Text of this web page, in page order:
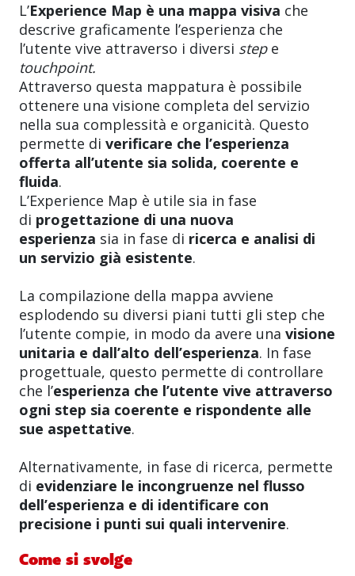
L’Experience Map è una mappa visiva che
descrive graficamente l’esperienza che
l’utente vive attraverso i diversi stepe
touchpoint.
Attraverso questa mappatura è possibile
ottenere una visione completa del servizio
nella sua complessità e organicità. Questo
permette di verificare che l’esperienza
offerta all’utente sia solida, coerente e
fluida.
L’Experience Map è utile sia in fase
di progettazione di una nuova
esperienza sia in fase di ricerca e analisi di
un servizio già esistente.
La compilazione della mappa avviene
esplodendo su diversi piani tutti gli step che
l’utente compie, in modo da avere una visione
unitaria e dall’alto dell’esperienza. In fase
progettuale, questo permette di controllare
che l’esperienza che l’utente vive attraverso
ogni step sia coerente e rispondente alle
sue aspettative.
Alternativamente, in fase di ricerca, permette
di evidenziare le incongruenze nel flusso
dell’esperienza e di identificare con
precisione i punti sui quali intervenire.
Come si svolge